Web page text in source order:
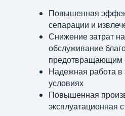
Повышенная
сепарации и
Снижение затрат
обслуживание
предотвращающим
Надежная работа в
условиях
Повышенная
эксплуатационная